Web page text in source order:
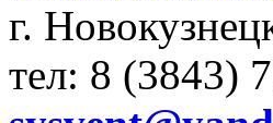
г.
тел: 8 (3843)